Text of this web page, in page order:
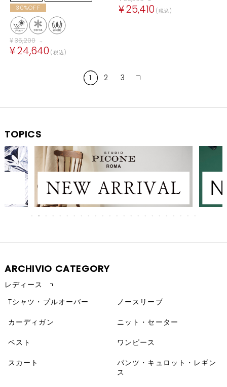
30%OFF
¥35,200 →
¥24,640 税込
¥25,410 税込
1 2 3
TOPICS
ARCHIVIO CATEGORY
レディース
Tシャツ・プルオーバー
ノースリーブ
カーディガン
ニット・セーター
ベスト
ワンピース
スカート
パンツ・キュロット・レギン
ス